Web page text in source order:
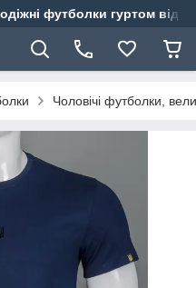
футболки гуртом від
Чоловічі футболки,